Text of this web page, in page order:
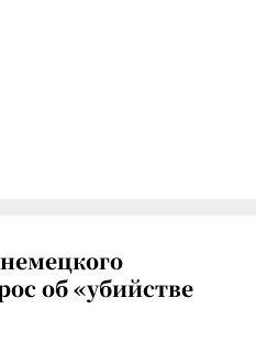
об «убийстве